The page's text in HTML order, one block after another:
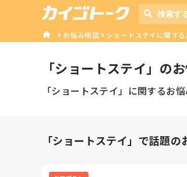
お悩み相談 ショートステイに関す
「ショートステイ 」の
「ショートステイ」に関するお
「ショートステイ」で話題の